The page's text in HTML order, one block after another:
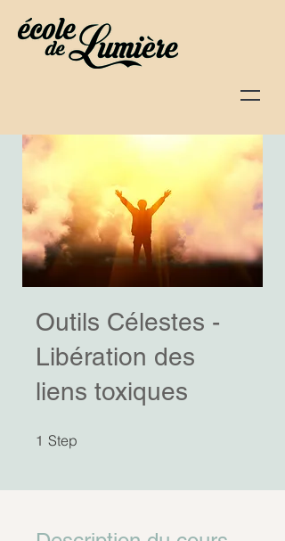
Outils Célestes -
Libération des
liens toxiques
1 Step